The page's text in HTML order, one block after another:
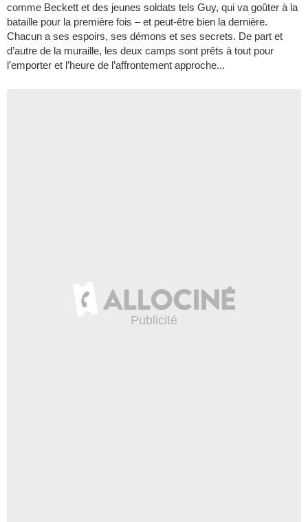
comme Beckett et des jeunes soldats tels Guy, qui va goûter à la
bataille pour la première fois – et peut-être bien la dernière.
Chacun a ses espoirs, ses démons et ses secrets. De part et
d’autre de la muraille, les deux camps sont prêts à tout pour
l’emporter et l’heure de l’affrontement approche...